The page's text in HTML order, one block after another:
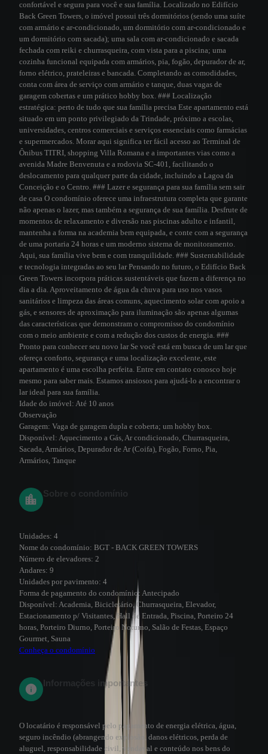
confortável e segura para você e sua família. Localizado no Edifício
Back Green Towers, o imóvel possui três dormitórios (sendo uma suíte
com armário e ar-condicionado, um dormitório com ar-condicionado e
um dormitório com sacada); uma sala com ar-condicionado e sacada
fechada com reiki e churrasqueira, com vista para a piscina; uma
cozinha funcional equipada com armários, pia, fogão, depurador de ar,
forno elétrico, prateleiras e bancada. Completando as comodidades,
conta com área de serviço com armário e tanque, duas vagas de
garagem cobertas e um prático hobby box. ### Localização
estratégica: perto de tudo que sua família precisa Este apartamento está
situado em um ponto privilegiado da Trindade, próximo a escolas,
universidades, centros comerciais e serviços essenciais como farmácias
e supermercados. Morar aqui significa ter fácil acesso ao Terminal de
Ônibus TITRI, shopping Villa Romana e a importantes vias como a
avenida Madre Benvenuta e a rodovia SC-401, facilitando o
deslocamento para qualquer parte da cidade, incluindo a Lagoa da
Conceição e o Centro. ### Lazer e segurança para sua família sem sair
de casa O condomínio oferece uma infraestrutura completa que garante
não apenas o lazer, mas também a segurança de sua família. Desfrute de
momentos de relaxamento e diversão nas piscinas adulto e infantil,
mantenha a forma na academia bem equipada, e conte com a segurança
de uma portaria 24 horas e um moderno sistema de monitoramento.
Aqui, sua família vive bem e com tranquilidade. ### Sustentabilidade
e tecnologia integradas ao seu lar Pensando no futuro, o Edifício Back
Green Towers incorpora práticas sustentáveis que fazem a diferença no
dia a dia. Aproveitamento de água da chuva para uso nos vasos
sanitários e limpeza das áreas comuns, aquecimento solar com apoio a
gás, e sensores de aproximação para iluminação são apenas algumas
das características que demonstram o compromisso do condomínio
com o meio ambiente e com a redução dos custos de energia. ###
Pronto para conhecer seu novo lar Se você está em busca de um lar que
ofereça conforto, segurança e uma localização excelente, este
apartamento é uma escolha perfeita. Entre em contato conosco hoje
mesmo para saber mais. Estamos ansiosos para ajudá-lo a encontrar o
lar ideal para sua família.
Idade do imóvel: Até 10 anos
Observação
Garagem: Vaga de garagem dupla e coberta; um hobby box.
Disponível: Aquecimento a Gás, Ar condicionado, Churrasqueira,
Sacada, Armários, Depurador de Ar (Coifa), Fogão, Forno, Pia,
Armários, Tanque
Unidades: 4
Nome do condomínio: BGT - BACK GREEN TOWERS
Número de elevadores: 2
Andares: 9
Unidades por pavimento: 4
Forma de pagamento do condomínio: Antecipado
Disponível: Academia, Bicicletário, Churrasqueira, Elevador,
Estacionamento p/ Visitantes, Hall de Entrada, Piscina, Porteiro 24
horas, Porteiro Diurno, Porteiro Noturno, Salão de Festas, Espaço
Gourmet, Sauna
Conheça o condomínio
Informações importantes
O locatário é responsável pelo pagamento de energia elétrica, água,
seguro incêndio (abrangendo explosão, danos elétricos, perda de
aluguel, responsabilidade civil, vendaval e conteúdo nos bens do